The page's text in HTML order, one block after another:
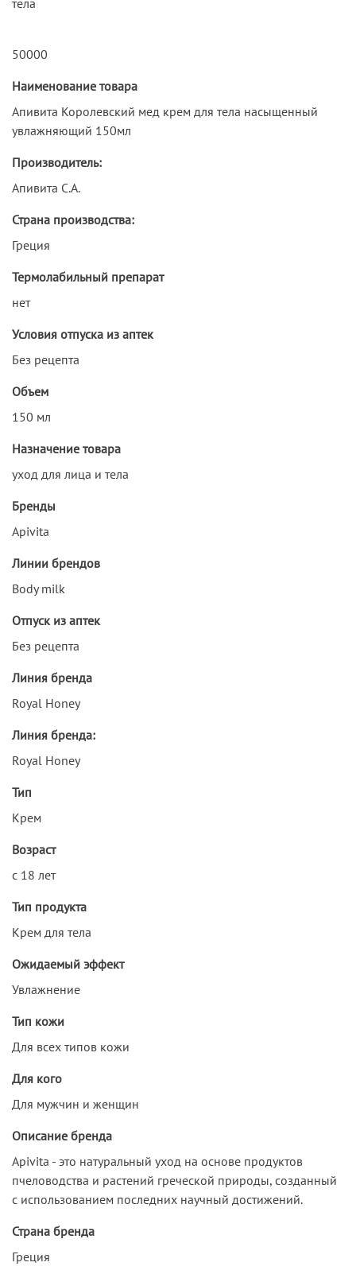
50000
Наименование товара
Апивита Королевский мед крем для тела насыщенный
увлажняющий 150мл
Производитель:
Апивита С.А.
Страна производства:
Греция
Термолабильный препарат
нет
Условия отпуска из аптек
Без рецепта
Объем
150 мл
Назначение товара
уход для лица и тела
Бренды
Apivita
Линии брендов
Body milk
Отпуск из аптек
Без рецепта
Линия бренда
Royal Honey
Линия бренда:
Royal Honey
Тип
Крем
Возраст
с 18 лет
Тип продукта
Крем для тела
Ожидаемый эффект
Увлажнение
Тип кожи
Для всех типов кожи
Для кого
Для мужчин и женщин
Описание бренда
Apivita - это натуральный уход на основе продуктов
пчеловодства и растений греческой природы, созданный
с использованием последних научный достижений.
Страна бренда
Греция